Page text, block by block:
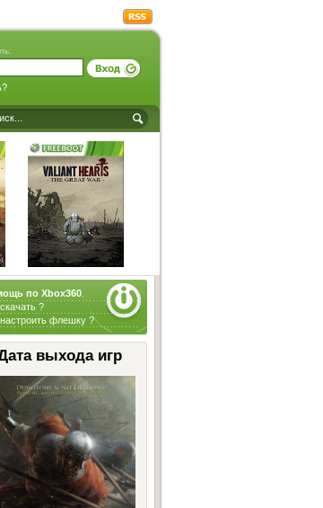
по Xbox360.
?
настроить флешку ?
выхода игр